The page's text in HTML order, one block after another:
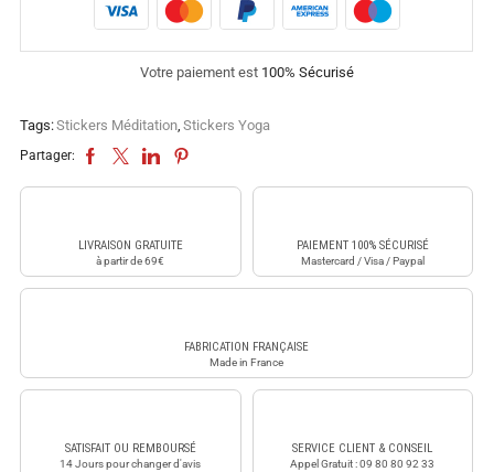
Votre paiement est 100% Sécurisé
Tags:Stickers Méditation, Stickers Yoga
Partager:
LIVRAISON GRATUITE
à partir de 69€
PAIEMENT 100% SÉCURISÉ
Mastercard / Visa / Paypal
FABRICATION FRANÇAISE
Made in France
SATISFAIT OU REMBOURSÉ
14 Jours pour changer d'avis
SERVICE CLIENT & CONSEIL
Appel Gratuit : 09 80 80 92 33